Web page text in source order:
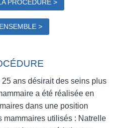
PROCÉDURE >
>
ans désirait des seins plus
a été réalisée en
dans une position
mammaires utilisés : Natrelle